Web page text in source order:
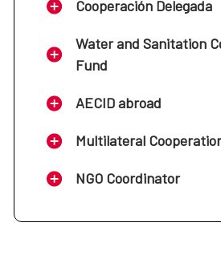
Cooperación Delegada
Water and Sanitation
Fund
AECID abroad
Multilateral
NGO Coordinator